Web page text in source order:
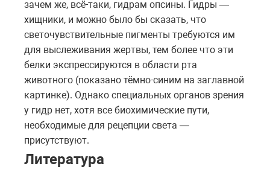
зачем же, всё-таки, гидрам опсины. Гидры —
хищники, и можно было бы сказать, что
светочувствительные пигменты требуются им
для выслеживания жертвы, тем более что эти
белки экспрессируются в области рта
животного (показано тёмно-синим на заглавной
картинке). Однако специальных органов зрения
у гидр нет, хотя все биохимические пути,
необходимые для рецепции света —
присутствуют.
Литература